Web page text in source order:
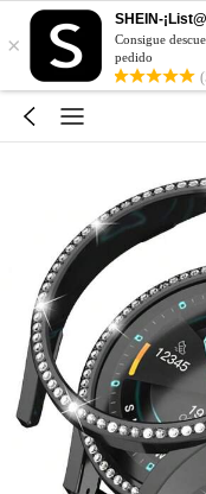
×
SHEIN-
Consigue
pedido